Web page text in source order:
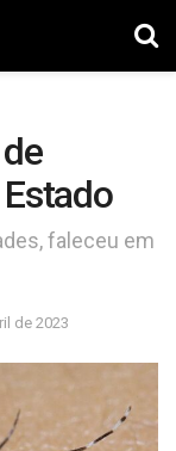
faleceu em
de 2023